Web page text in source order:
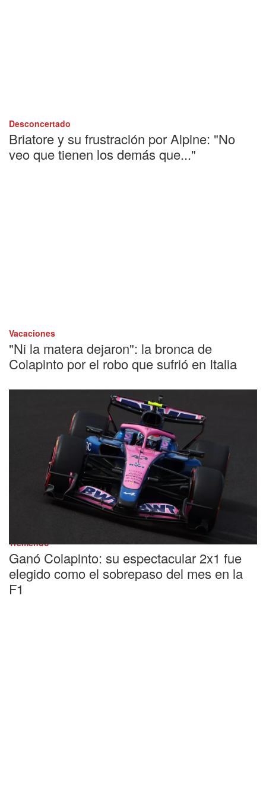
Desconcertado
Briatore y su frustración por Alpine: "No
veo que tienen los demás que..."
Vacaciones
"Ni la matera dejaron": la bronca de
Colapinto por el robo que sufrió en Italia
Tremendo
Ganó Colapinto: su espectacular 2x1 fue
elegido como el sobrepaso del mes en la
F1